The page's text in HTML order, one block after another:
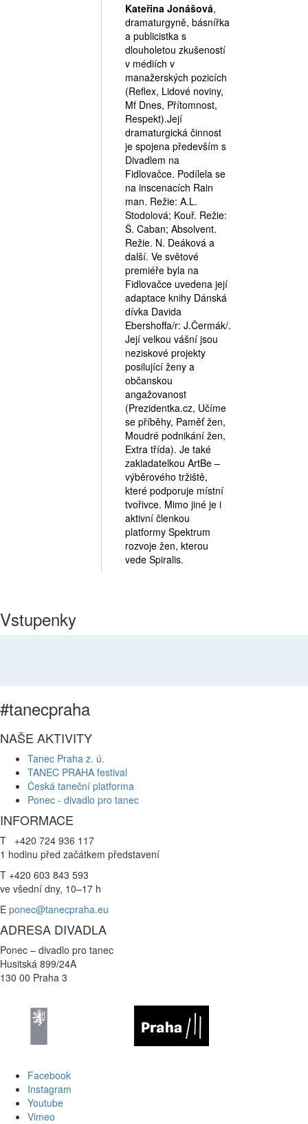
Kateřina Jonášová,
dramaturgyně, básnířka
a publicistka s
dlouholetou zkušeností
v médiích v
manažerských pozicích
(Reflex, Lidové noviny,
Mf Dnes, Přítomnost,
Respekt).Její
dramaturgická činnost
je spojena především s
Divadlem na
Fidlovačce. Podílela se
na inscenacích Rain
man. Režie: A.L.
Stodolová; Kouř. Režie:
Š. Caban; Absolvent.
Režie. N. Deáková a
další. Ve světové
premiéře byla na
Fidlovačce uvedena její
adaptace knihy Dánská
dívka Davida
Ebershoffa/r: J.Čermák/.
Její velkou vášní jsou
neziskové projekty
posilující ženy a
občanskou
angažovanost
(Prezidentka.cz, Učíme
se příběhy, Paměť žen,
Moudré podnikání žen,
Extra třída). Je také
zakladatelkou ArtBe –
výběrového tržiště,
které podporuje místní
tvořivce. Mimo jiné je i
aktivní členkou
platformy Spektrum
rozvoje žen, kterou
vede Spiralis.
Vstupenky
#tanecpraha
NAŠE AKTIVITY
Tanec Praha z. ú.
TANEC PRAHA festival
Česká taneční platforma
Ponec - divadlo pro tanec
INFORMACE
T +420 724 936 117
1 hodinu před začátkem představení
T +420 603 843 593
ve všední dny, 10–17 h
E ponec@tanecpraha.eu
ADRESA DIVADLA
Ponec – divadlo pro tanec
Husitská 899/24A
130 00 Praha 3
Facebook
Instagram
Youtube
Vimeo